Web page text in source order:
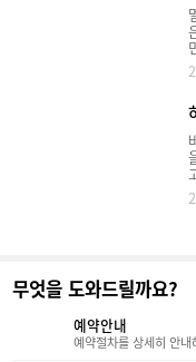
멀리 여행은 가고
은 부담스럽다고
민을 하던 중,서울
는고창 웰파크 호
서는 웰파크 호텔
스파까지자세히
개 & 주변 관광지
유일의 게르마늄
품고 있는 복합 힐
트, 요양병원, 골프
인 & 로비 웰파크
체크아웃은 오전 11
크인 대기 인원이
착하시것이 좋구요,
크에서 진행됩니다.​
하슬라 뮤지엄
바다를 보러 떠난
을 마주했습니다.
고,객실은 낯선 듯
했죠.오늘은 강릉
슬라 뮤지엄 호텔
두 개의 건물로 나
인 바다를 만끽하고
다. 로비에 들어서
무엇을 도와드릴까요?
예약안내
예약절차를 상세히 안내